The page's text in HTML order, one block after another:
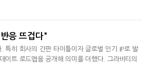
기를 희망한다"며 "초심자들도 쉽게 따라가면서 생
응 뜨겁다"
히 회사의 간판 타이틀이자 글로벌 인기 IP로 발
맵을 공개해 의미를 더했다. 그라비티의